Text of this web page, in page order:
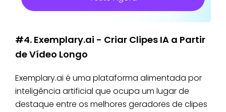
#4. Exemplary.ai - Criar Clipes IA a Partir
de Vídeo Longo
Exemplary.ai é uma plataforma alimentada por
inteligência artificial que ocupa um lugar de
destaque entre os melhores geradores de clipes